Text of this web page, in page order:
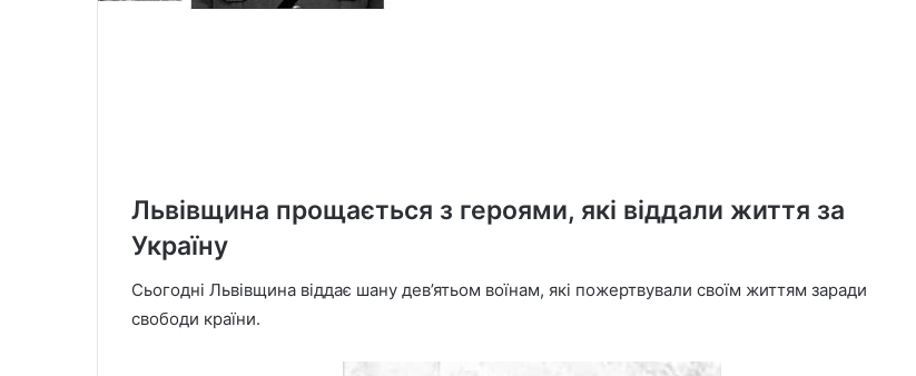
Львівщина прощається з героями, які віддали життя за
Україну
Сьогодні Львівщина віддає шану дев’ятьом воїнам, які пожертвували своїм життям заради
свободи країни.